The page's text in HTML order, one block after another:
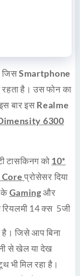
जिसSmartphone
रहता है। उस फोन का
बार इसRealme
6300
टासकिनग को10*
Coreप्रोसेसर दिया
केGamingऔर
14 क्स 5जी
जिसे आप बिना
से खेल या देख
भी मिल रहा है।